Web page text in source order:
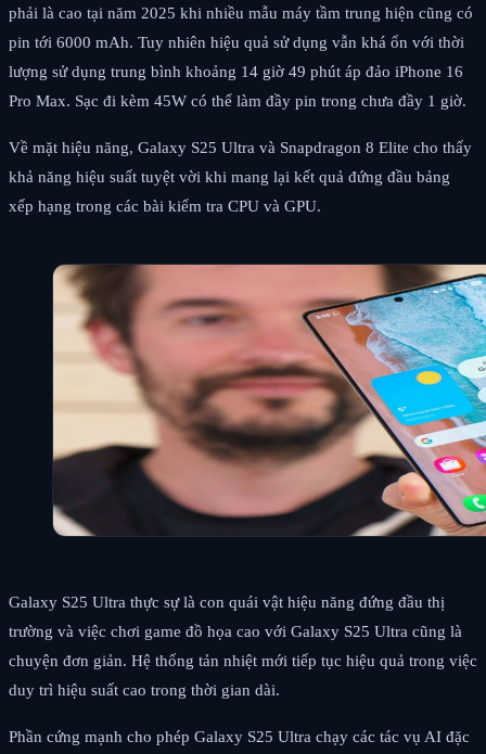
phải là cao tại năm 2025 khi nhiều mẫu máy tầm trung hiện cũng có
pin tới 6000 mAh. Tuy nhiên hiệu quả sử dụng vẫn khá ổn với thời
lượng sử dụng trung bình khoảng 14 giờ 49 phút áp đảo iPhone 16
Pro Max. Sạc đi kèm 45W có thể làm đầy pin trong chưa đầy 1 giờ.
Về mặt hiệu năng, Galaxy S25 Ultra và Snapdragon 8 Elite cho thấy
khả năng hiệu suất tuyệt vời khi mang lại kết quả đứng đầu bảng
xếp hạng trong các bài kiểm tra CPU và GPU.
Galaxy S25 Ultra thực sự là con quái vật hiệu năng đứng đầu thị
trường và việc chơi game đồ họa cao với Galaxy S25 Ultra cũng là
chuyện đơn giản. Hệ thống tản nhiệt mới tiếp tục hiệu quả trong việc
duy trì hiệu suất cao trong thời gian dài.
Phần cứng mạnh cho phép Galaxy S25 Ultra chạy các tác vụ AI đặc